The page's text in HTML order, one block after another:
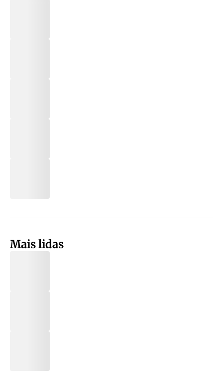
Mais lidas